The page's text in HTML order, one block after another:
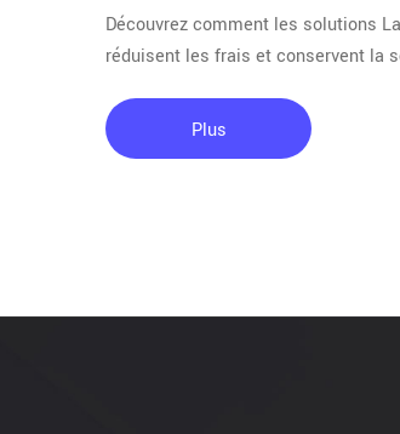
Découvrez comment les solutions
réduisent les frais et conservent la
Plus